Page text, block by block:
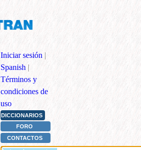
Iniciar sesión |
Spanish |
Términos y
condiciones de
uso
DICCIONARIOS
FORO
CONTACTOS